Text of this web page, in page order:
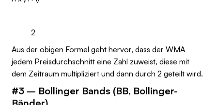
2
Aus der obigen Formel geht hervor, dass der WMA
jedem Preisdurchschnitt eine Zahl zuweist, diese mit
dem Zeitraum multipliziert und dann durch 2 geteilt wird.
#3 – Bollinger Bands (BB, Bollinger-